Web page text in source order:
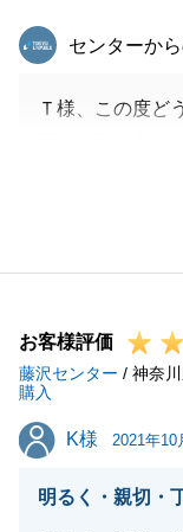
東急リバブル
センターか
Ｔ様、この度ど
してしまい申し
今後ともどうぞ
お客様評価
藤沢センター / 神奈
購入
K様
K様 2021年10
明るく・親切・